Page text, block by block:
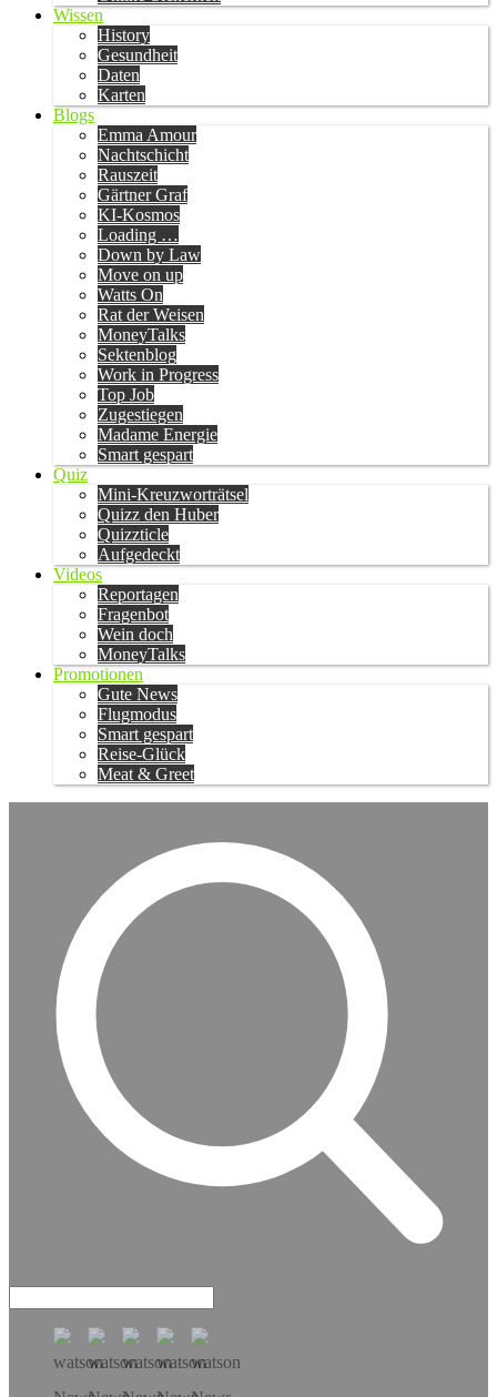
Wissen
History
Gesundheit
Daten
Karten
Blogs
Emma Amour
Nachtschicht
Rauszeit
Gärtner Graf
KI-Kosmos
Loading …
Down by Law
Move on up
Watts On
Rat der Weisen
MoneyTalks
Sektenblog
Work in Progress
Top Job
Zugestiegen
Madame Energie
Smart gespart
Quiz
Mini-Kreuzworträtsel
Quizz den Huber
Quizzticle
Aufgedeckt
Videos
Reportagen
Fragenbot
Wein doch
MoneyTalks
Promotionen
Gute News
Flugmodus
Smart gespart
Reise-Glück
Meat & Greet